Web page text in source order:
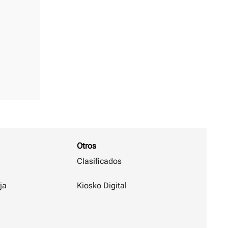
Otros
Clasificados
Kiosko Digital